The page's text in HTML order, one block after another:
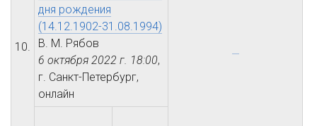
10.
дня рождения
(14.12.1902-31.08.1994)
В. М. Рябов
6 октября 2022 г. 18:00,
г. Санкт-Петербург,
онлайн